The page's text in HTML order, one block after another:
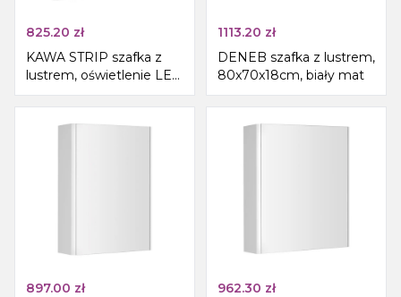
825.20 zł
KAWA STRIP szafka z
lustrem, oświetlenie LED
70x70x22cm, biały
1113.20 zł
DENEB szafka z lustrem,
80x70x18cm, biały mat
897.00 zł
962.30 zł